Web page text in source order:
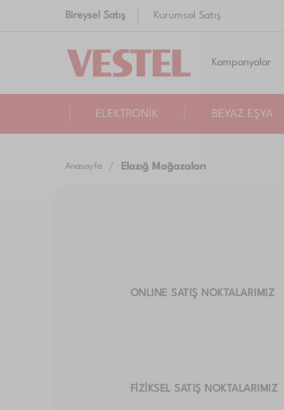
Bireysel Satış Kurumsal Satış
Kampanyalar
ELEKTRONİK BEYAZ EŞYA
Anasayfa Elazığ Mağazaları
ONLINE SATIŞ NOKTALARIMIZ
FİZİKSEL SATIŞ NOKTALARIMIZ